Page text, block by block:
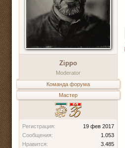
Zippo
Moderator
Команда форума
Мастер
Регистрация:
19 фев 2017
Сообщения:
1.053
Нравится:
3.485